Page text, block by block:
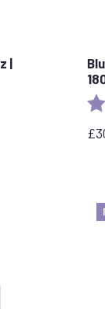
|
£